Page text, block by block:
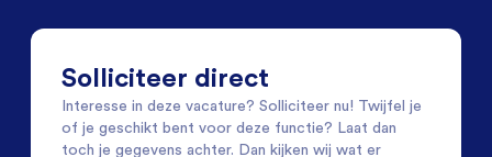
Solliciteer direct
Interesse in deze vacature? Solliciteer nu! Twijfel je
of je geschikt bent voor deze functie? Laat dan
toch je gegevens achter. Dan kijken wij wat er